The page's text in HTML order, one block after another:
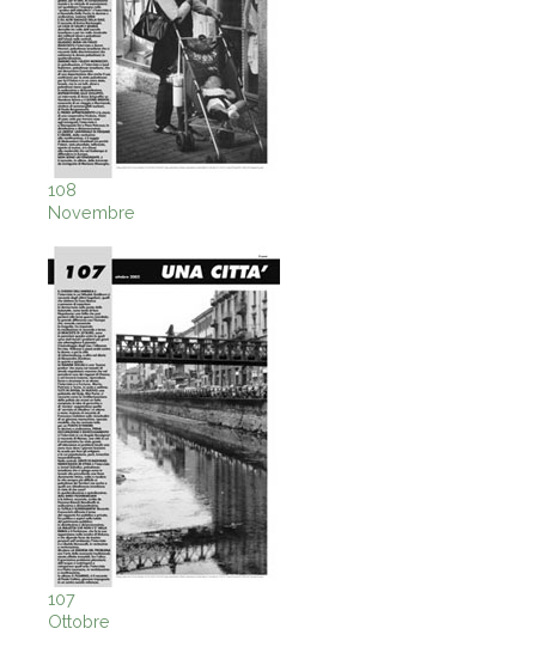
108
Novembre
107
Ottobre